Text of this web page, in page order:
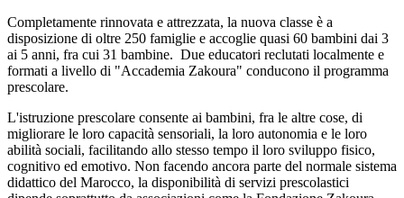
Completamente rinnovata e attrezzata, la nuova classe è a
disposizione di oltre 250 famiglie e accoglie quasi 60 bambini dai 3
ai 5 anni, fra cui 31 bambine. Due educatori reclutati localmente e
formati a livello di "Accademia Zakoura" conducono il programma
prescolare.
L'istruzione prescolare consente ai bambini, fra le altre cose, di
migliorare le loro capacità sensoriali, la loro autonomia e le loro
abilità sociali, facilitando allo stesso tempo il loro sviluppo fisico,
cognitivo ed emotivo. Non facendo ancora parte del normale sistema
didattico del Marocco, la disponibilità di servizi prescolastici